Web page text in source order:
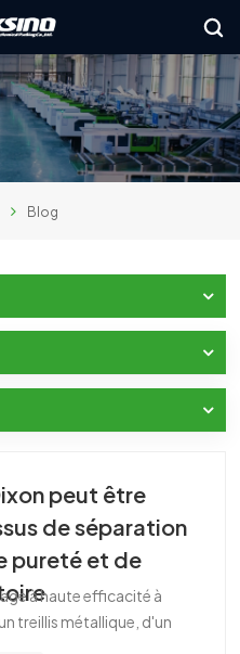
Blog
peut être
de séparation
pureté et de
à haute efficacité à
treillis métallique, d'un